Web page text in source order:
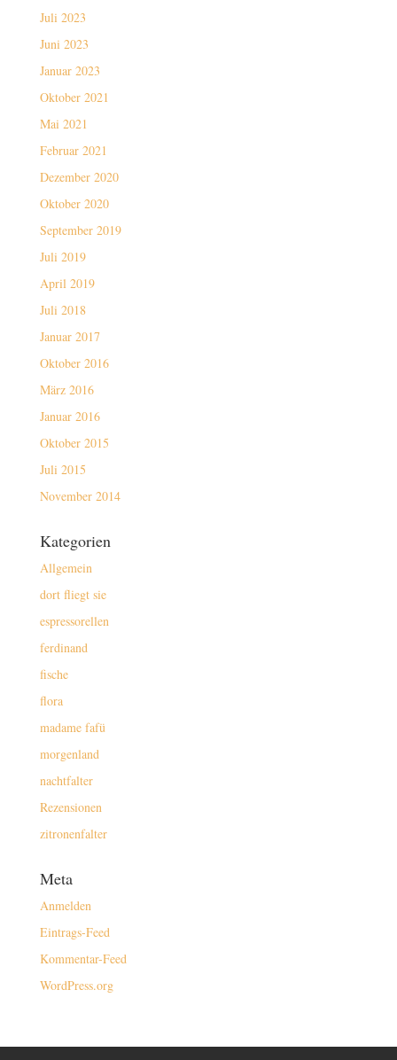
Juli 2023
Juni 2023
Januar 2023
Oktober 2021
Mai 2021
Februar 2021
Dezember 2020
Oktober 2020
September 2019
Juli 2019
April 2019
Juli 2018
Januar 2017
Oktober 2016
März 2016
Januar 2016
Oktober 2015
Juli 2015
November 2014
Kategorien
Allgemein
dort fliegt sie
espressorellen
ferdinand
fische
flora
madame fafü
morgenland
nachtfalter
Rezensionen
zitronenfalter
Meta
Anmelden
Eintrags-Feed
Kommentar-Feed
WordPress.org